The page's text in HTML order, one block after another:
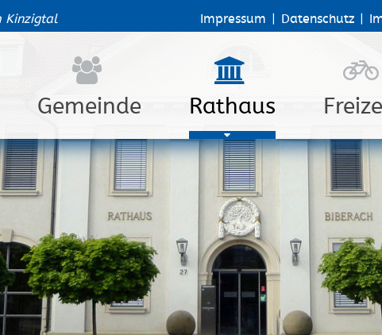
Kinzigtal Impressum Datenschutz
Gemeinde Rathaus